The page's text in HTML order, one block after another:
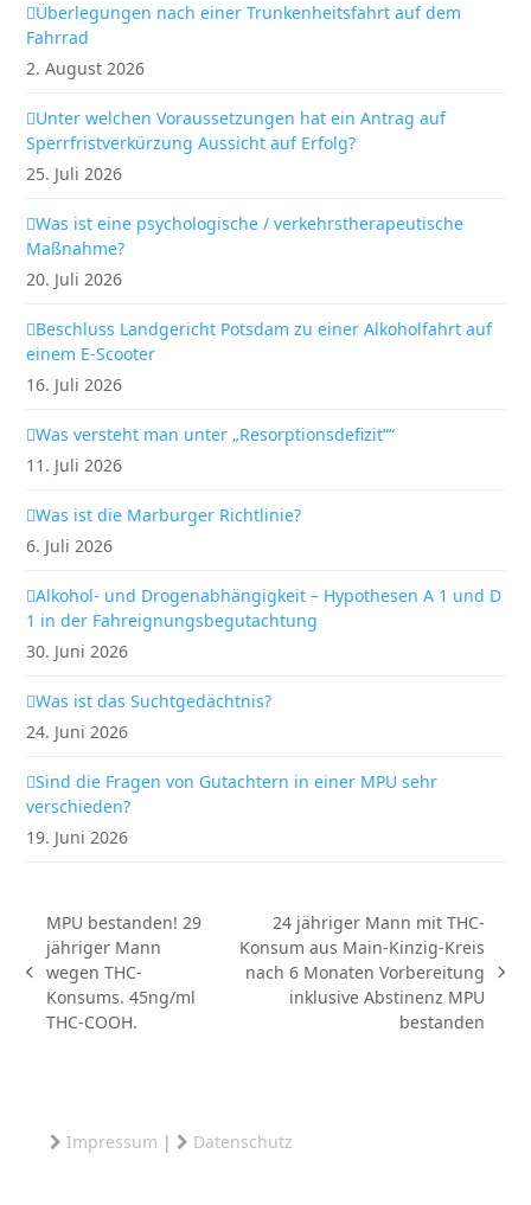
Überlegungen nach einer Trunkenheitsfahrt auf dem
Fahrrad
2. August 2026
Unter welchen Voraussetzungen hat ein Antrag auf
Sperrfristverkürzung Aussicht auf Erfolg?
25. Juli 2026
Was ist eine psychologische / verkehrstherapeutische
Maßnahme?
20. Juli 2026
Beschluss Landgericht Potsdam zu einer Alkoholfahrt auf
einem E-Scooter
16. Juli 2026
Was versteht man unter „Resorptionsdefizit““
11. Juli 2026
Was ist die Marburger Richtlinie?
6. Juli 2026
Alkohol- und Drogenabhängigkeit – Hypothesen A 1 und D
1 in der Fahreignungsbegutachtung
30. Juni 2026
Was ist das Suchtgedächtnis?
24. Juni 2026
Sind die Fragen von Gutachtern in einer MPU sehr
verschieden?
19. Juni 2026
vorheriger
Beitrag:
MPU bestanden! 29
jähriger Mann
wegen THC-
Konsums. 45ng/ml
THC-COOH.
Nächster
24 jähriger Mann mit THC-
Konsum aus Main-Kinzig-Kreis
nach 6 Monaten Vorbereitung
inklusive Abstinenz MPU
bestanden
Impressum | Datenschutz